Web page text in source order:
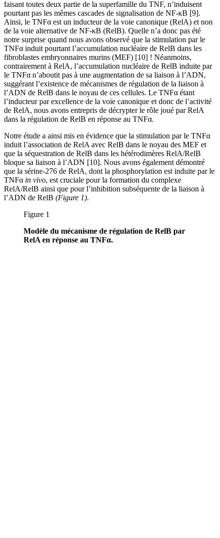
faisant toutes deux partie de la superfamille du TNF, n’induisent
pourtant pas les mêmes cascades de signalisation de NF-κB [9].
Ainsi, le TNFα est un inducteur de la voie canonique (RelA) et non
de la voie alternative de NF-κB (RelB). Quelle n’a donc pas été
notre surprise quand nous avons observé que la stimulation par le
TNFα induit pourtant l’accumulation nucléaire de RelB dans les
fibroblastes embryonnaires murins (MEF) [10] ! Néanmoins,
contrairement à RelA, l’accumulation nucléaire de RelB induite par
le TNFα n’aboutit pas à une augmentation de sa liaison à l’ADN,
suggérant l’existence de mécanismes de régulation de la liaison à
l’ADN de RelB dans le noyau de ces cellules. Le TNFα étant
l’inducteur par excellence de la voie canonique et donc de l’activité
de RelA, nous avons entrepris de décrypter le rôle joué par RelA
dans la régulation de RelB en réponse au TNFα.
Notre étude a ainsi mis en évidence que la stimulation par le TNFα
induit l’association de RelA avec RelB dans le noyau des MEF et
que la séquestration de RelB dans les hétérodimères RelA/RelB
bloque sa liaison à l’ADN [10]. Nous avons également démontré
que la sérine-276 de RelA, dont la phosphorylation est induite par le
TNFα in vivo, est cruciale pour la formation du complexe
RelA/RelB ainsi que pour l’inhibition subséquente de la liaison à
l’ADN de RelB (Figure 1).
Figure 1
Modèle du mécanisme de régulation de RelB par
RelA en réponse au TNFα.